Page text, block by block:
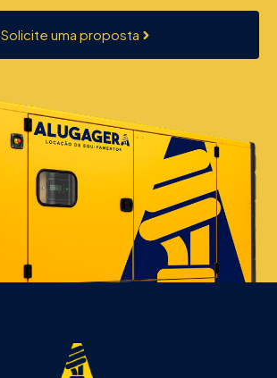
Solicite uma proposta